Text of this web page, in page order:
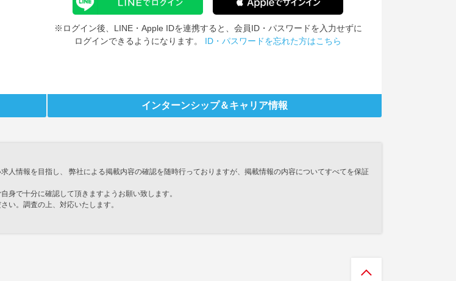
※ログイン後、LINE・Apple IDを連携すると、会員ID・パスワードを入力せずに
ログインできるようになります。 ID・パスワードを忘れた方はこちら
インターンシップ＆キャリア情報
人情報を目指し、 弊社による掲載内容の確認を随時行っておりますが、掲載情報の内容についてすべてを保証
身で十分に確認して頂きますようお願い致します。
い。調査の上、対応いたします。